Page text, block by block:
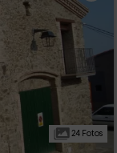
24 Fotos